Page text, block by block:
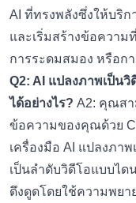
AI ที่ทรงพลังซึ่งให้บริก
และเริ่มสร้างข้อควา
การระดมสมอง หรือก
Q2: AI แปลงภาพเป็น
ได้อย่างไร? A2: คุณสา
ข้อความของคุณด้วย
เครื่องมือ AI แปลงภา
เป็นลำดับวิดีโอแบบได
ดึงดูดโดยใช้ความพย